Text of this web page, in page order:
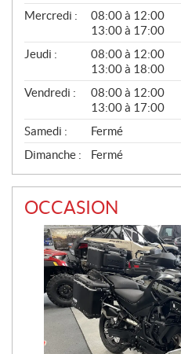
L
Mercredi :
08:00 à 12:00
13:00 à 17:00
Jeudi :
08:00 à 12:00
13:00 à 18:00
Vendredi :
08:00 à 12:00
13:00 à 17:00
Samedi :
Fermé
Dimanche :
Fermé
OCCASION